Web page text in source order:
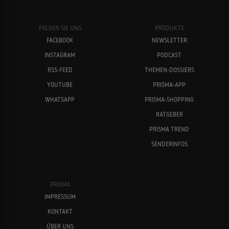
FOLGEN SIE UNS
FACEBOOK
INSTAGRAM
RSS-FEED
YOUTUBE
WHATSAPP
PRODUKTE
NEWSLETTER
PODCAST
THEMEN-DOSSIERS
PRISMA-APP
PRISMA-SHOPPING
RATGEBER
PRISMA TREND
SENDERINFOS
PRISMA
IMPRESSUM
KONTAKT
ÜBER UNS